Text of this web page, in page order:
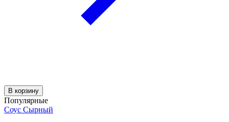
В корзину
Популярные
Соус Сырный